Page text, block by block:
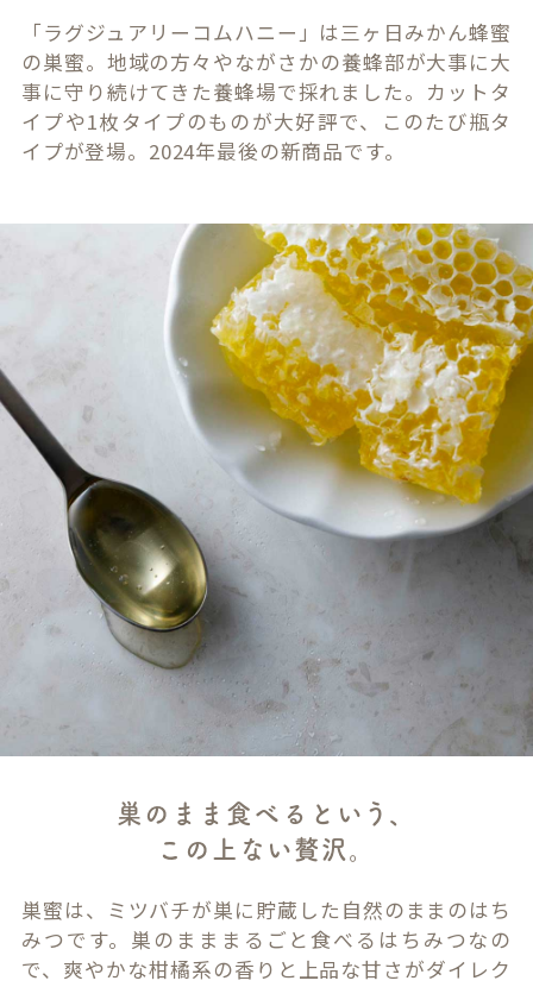
「ラグジュアリーコムハニー」は三ヶ日みかん蜂蜜
の巣蜜。地域の方々やながさかの養蜂部が大事に大
事に守り続けてきた養蜂場で採れました。カットタ
イプや1枚タイプのものが大好評で、このたび瓶タ
イプが登場。2024年最後の新商品です。
巣のまま食べるという、
この上ない贅沢。
巣蜜は、ミツバチが巣に貯蔵した自然のままのはち
みつです。巣のまままるごと食べるはちみつなの
で、爽やかな柑橘系の香りと上品な甘さがダイレク